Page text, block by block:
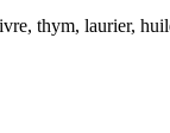
thym, laurier,